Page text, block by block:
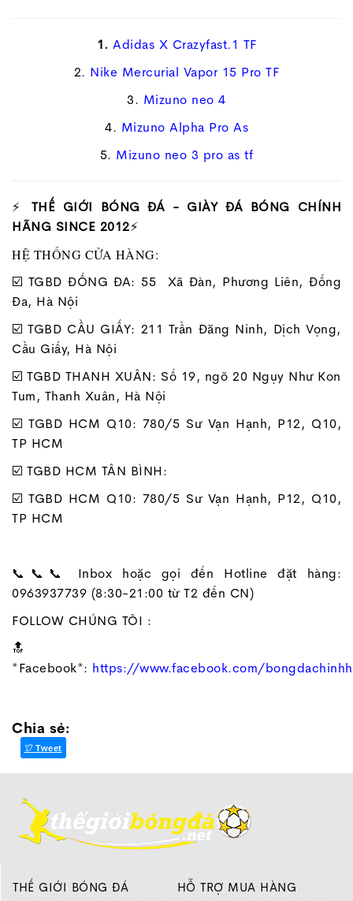
1. Adidas X Crazyfast.1 TF
2. Nike Mercurial Vapor 15 Pro TF
3. Mizuno neo 4
4. Mizuno Alpha Pro As
5. Mizuno neo 3 pro as tf
⚡ THẾ GIỚI BÓNG ĐÁ - GIÀY ĐÁ BÓNG CHÍNH
HÃNG SINCE 2012⚡
HỆ THỐNG CỬA HÀNG:
☑️ TGBD ĐỐNG ĐA: 55 Xã Đàn, Phương Liên, Đống
Đa, Hà Nội
☑️ TGBD CẦU GIẤY: 211 Trần Đăng Ninh, Dịch Vọng,
Cầu Giấy, Hà Nội
☑️ TGBD THANH XUÂN: Số 19, ngõ 20 Ngụy Như Kon
Tum, Thanh Xuân, Hà Nội
☑️ TGBD HCM Q10: 780/5 Sư Vạn Hạnh, P12, Q10,
TP HCM
☑️ TGBD HCM TÂN BÌNH:
☑️ TGBD HCM Q10: 780/5 Sư Vạn Hạnh, P12, Q10,
TP HCM
📞📞📞 Inbox hoặc gọi đến Hotline đặt hàng:
0963937739 (8:30-21:00 từ T2 đến CN)
FOLLOW CHÚNG TÔI :
🔝
*Facebook*: https://www.facebook.com/
Chia sẻ:
Tweet
THẾ GIỚI BÓNG ĐÁ HỖ TRỢ MUA HÀNG